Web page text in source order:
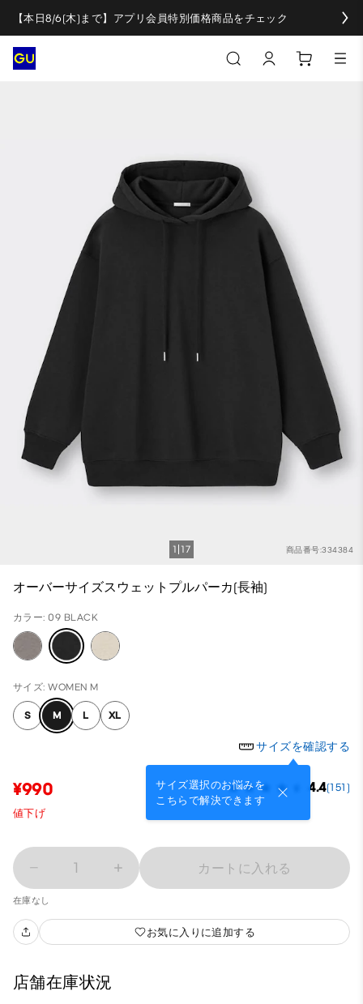
【本日8/6(木)まで】アプリ会員特別価格商品をチェック
商品番号:334384
1 17
オーバーサイズスウェットプルパーカ(長袖)
カラー: 09 BLACK
サイズ: WOMEN M
S M L XL
サイズを確認する
サイズ選択のお悩みを
こちらで解決できます
¥990 4.4(151)
値下げ
1 カートに入れる
在庫なし
お気に入りに追加する
店舗在庫状況